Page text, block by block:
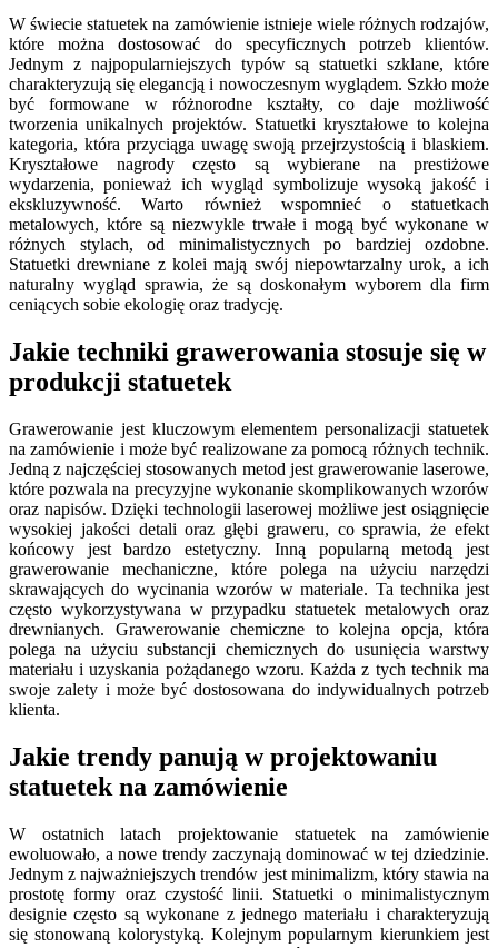
W świecie statuetek na zamówienie istnieje wiele różnych rodzajów,
które można dostosować do specyficznych potrzeb klientów.
Jednym z najpopularniejszych typów są statuetki szklane, które
charakteryzują się elegancją i nowoczesnym wyglądem. Szkło może
być formowane w różnorodne kształty, co daje możliwość
tworzenia unikalnych projektów. Statuetki kryształowe to kolejna
kategoria, która przyciąga uwagę swoją przejrzystością i blaskiem.
Kryształowe nagrody często są wybierane na prestiżowe
wydarzenia, ponieważ ich wygląd symbolizuje wysoką jakość i
ekskluzywność. Warto również wspomnieć o statuetkach
metalowych, które są niezwykle trwałe i mogą być wykonane w
różnych stylach, od minimalistycznych po bardziej ozdobne.
Statuetki drewniane z kolei mają swój niepowtarzalny urok, a ich
naturalny wygląd sprawia, że są doskonałym wyborem dla firm
ceniących sobie ekologię oraz tradycję.
Jakie techniki grawerowania stosuje się w
produkcji statuetek
Grawerowanie jest kluczowym elementem personalizacji statuetek
na zamówienie i może być realizowane za pomocą różnych technik.
Jedną z najczęściej stosowanych metod jest grawerowanie laserowe,
które pozwala na precyzyjne wykonanie skomplikowanych wzorów
oraz napisów. Dzięki technologii laserowej możliwe jest osiągnięcie
wysokiej jakości detali oraz głębi graweru, co sprawia, że efekt
końcowy jest bardzo estetyczny. Inną popularną metodą jest
grawerowanie mechaniczne, które polega na użyciu narzędzi
skrawających do wycinania wzorów w materiale. Ta technika jest
często wykorzystywana w przypadku statuetek metalowych oraz
drewnianych. Grawerowanie chemiczne to kolejna opcja, która
polega na użyciu substancji chemicznych do usunięcia warstwy
materiału i uzyskania pożądanego wzoru. Każda z tych technik ma
swoje zalety i może być dostosowana do indywidualnych potrzeb
klienta.
Jakie trendy panują w projektowaniu
statuetek na zamówienie
W ostatnich latach projektowanie statuetek na zamówienie
ewoluowało, a nowe trendy zaczynają dominować w tej dziedzinie.
Jednym z najważniejszych trendów jest minimalizm, który stawia na
prostotę formy oraz czystość linii. Statuetki o minimalistycznym
designie często są wykonane z jednego materiału i charakteryzują
się stonowaną kolorystyką. Kolejnym popularnym kierunkiem jest